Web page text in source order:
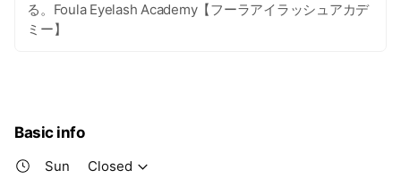
る。Foula Eyelash Academy【フーラアイラッシュアカデ
ミー】
Basic info
Sun
Closed